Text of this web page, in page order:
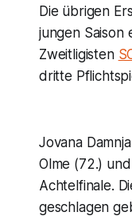
Die übrigen
jungen Saison
Zweitligisten
dritte
Jovana
Olme (72.)
Achtelfinale.
geschlagen